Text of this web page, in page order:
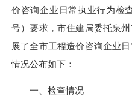
价咨询企业日常执业行为检
号）要求，市住建局委托泉
展了全市工程造价咨询企业
情况公布如下：
一、检查情况